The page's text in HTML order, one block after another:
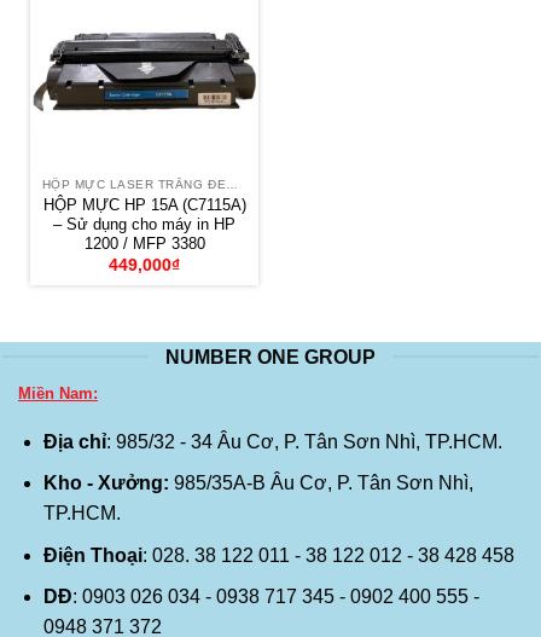
HỘP MỰC HP 15A (C7115A)
– Sử dụng cho máy in HP
1200 / MFP 3380
449,000₫
NUMBER ONE GROUP
Miền Nam:
Địa chỉ: 985/32 - 34 Âu Cơ, P. Tân Sơn Nhì, TP.HCM.
Kho - Xưởng: 985/35A-B Âu Cơ, P. Tân Sơn Nhì,
TP.HCM.
Điện Thoại: 028. 38 122 011 - 38 122 012 - 38 428 458
DĐ: 0903 026 034 - 0938 717 345 - 0902 400 555 -
0948 371 372